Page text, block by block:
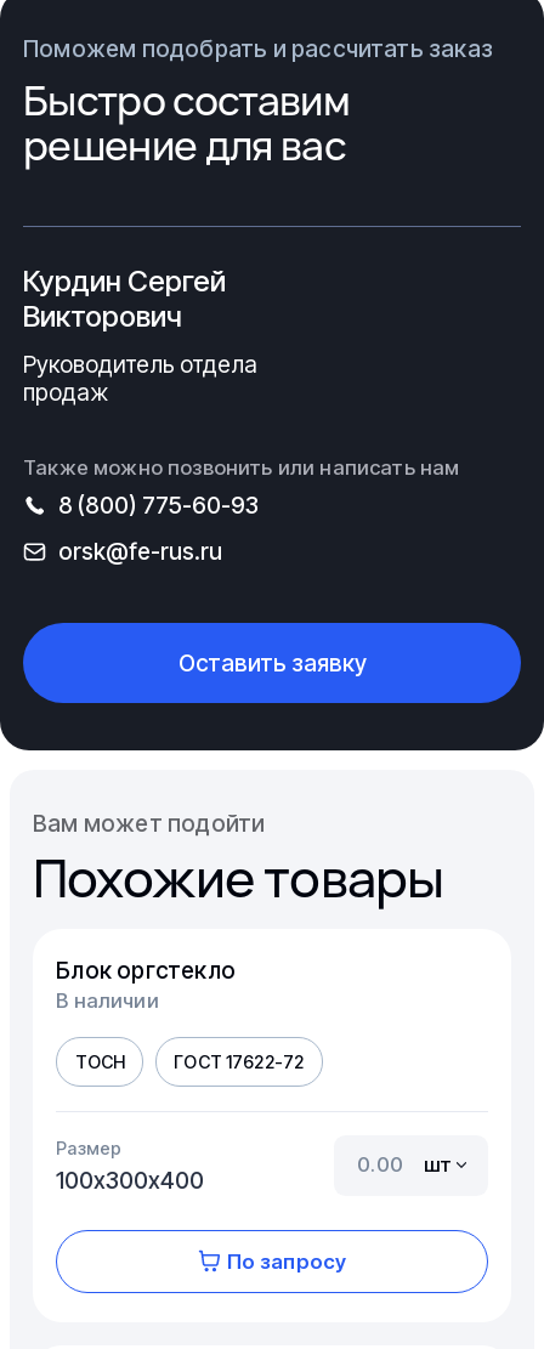
Поможем подобрать и рассчитать заказ
Быстро составим
решение для вас
Курдин Сергей
Викторович
Руководитель отдела
продаж
Также можно позвонить или написать нам
8 (800) 775-60-93
orsk@fe-rus.ru
Оставить заявку
Вам может подойти
Похожие товары
Блок оргстекло
В наличии
ТОСН ГОСТ 17622-72
Размер
100х300х400
шт
По запросу